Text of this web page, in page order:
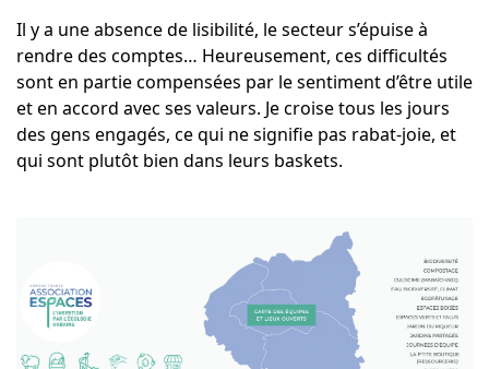
Il y a une absence de lisibilité, le secteur s’épuise à
rendre des comptes… Heureusement, ces difficultés
sont en partie compensées par le sentiment d’être utile
et en accord avec ses valeurs. Je croise tous les jours
des gens engagés, ce qui ne signifie pas rabat-joie, et
qui sont plutôt bien dans leurs baskets.